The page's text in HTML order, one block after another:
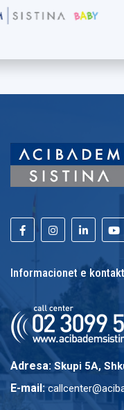
Informacionet e
Adresa: Skupi 5A,
E-mail: